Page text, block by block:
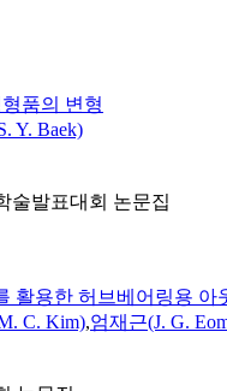
품의 변형
Y. Baek)
술발표대회 논문집
활용한 허브베어링용
C. Kim),엄재근(J. G.